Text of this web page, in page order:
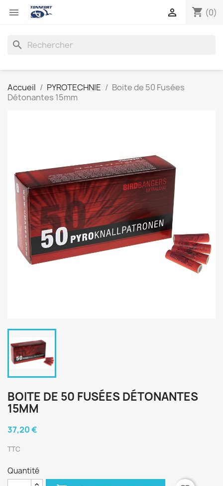
 shopping_cart (0)

search
Accueil PYROTECHNIE
Boite de 50 Fusées
Détonantes 15mm
BOITE DE 50 FUSÉES DÉTONANTES
15MM
37,20 €
TTC
Quantité